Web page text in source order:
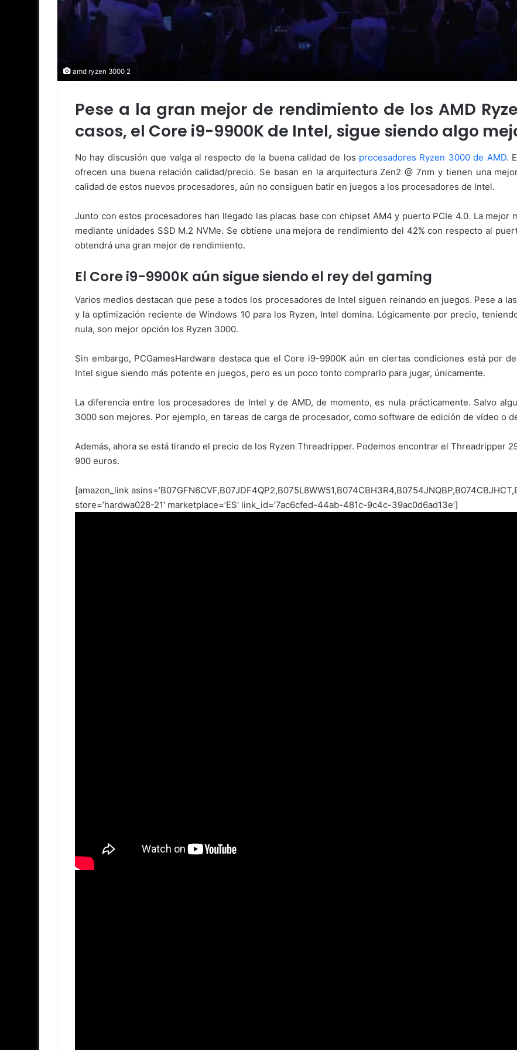
amd ryzen 3000 2
Pese a la gran mejor de rendimiento de los AMD
casos, el Core i9-9900K de Intel, sigue siendo algo
No hay discusión que valga al respecto de la buena calidad de los procesadores Ryzen 3000 de AMD.
ofrecen una buena relación calidad/precio. Se basan en la arquitectura Zen2 @ 7nm y tienen una
calidad de estos nuevos procesadores, aún no consiguen batir en juegos a los procesadores de Intel.
Junto con estos procesadores han llegado las placas base con chipset AM4 y puerto PCIe 4.0. La mejor
mediante unidades SSD M.2 NVMe. Se obtiene una mejora de rendimiento del 42% con respecto al
obtendrá una gran mejor de rendimiento.
El Core i9-9900K aún sigue siendo el rey del gaming
Varios medios destacan que pese a todos los procesadores de Intel siguen reinando en juegos. Pese a
y la optimización reciente de Windows 10 para los Ryzen, Intel domina. Lógicamente por precio,
nula, son mejor opción los Ryzen 3000.
Sin embargo, PCGamesHardware destaca que el Core i9-9900K aún en ciertas condiciones está por
Intel sigue siendo más potente en juegos, pero es un poco tonto comprarlo para jugar, únicamente.
La diferencia entre los procesadores de Intel y de AMD, de momento, es nula prácticamente. Salvo
3000 son mejores. Por ejemplo, en tareas de carga de procesador, como software de edición de vídeo o
Además, ahora se está tirando el precio de los Ryzen Threadripper. Podemos encontrar el Threadripper
900 euros.
[amazon_link
store=’hardwa028-21′ marketplace=’ES’ link_id=’7ac6cfed-44ab-481c-9c4c-39ac0d6ad13e’]